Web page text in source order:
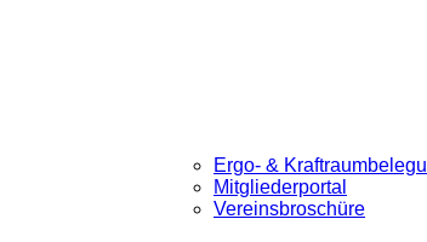
Ergo- &
Mitgliederportal
Vereinsbroschüre